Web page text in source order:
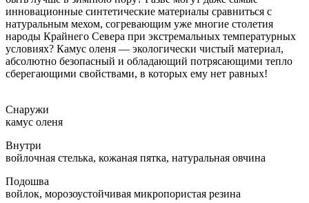
инновационные синтетические материалы сравниться с
натуральным мехом, согревающим уже многие столетия
народы Крайнего Севера при экстремальных температурных
условиях? Камус оленя — экологически чистый материал,
абсолютно безопасный и обладающий потрясающими тепло
сберегающими свойствами, в которых ему нет равных!
Снаружи
камус оленя
Внутри
войлочная стелька, кожаная пятка, натуральная овчина
Подошва
войлок, морозоустойчивая микропористая резина